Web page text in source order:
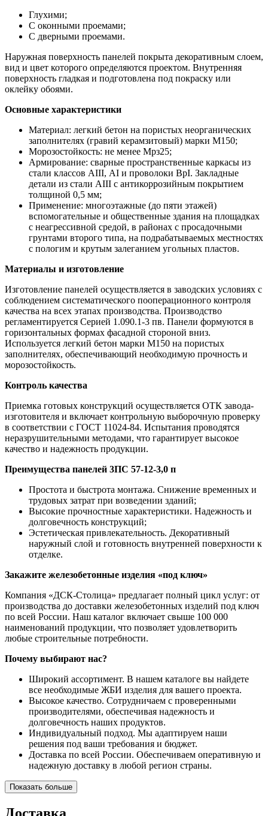
Глухими;
С оконными проемами;
С дверными проемами.
Наружная поверхность панелей покрыта декоративным слоем,
вид и цвет которого определяются проектом. Внутренняя
поверхность гладкая и подготовлена под покраску или
оклейку обоями.
Основные характеристики
Материал: легкий бетон на пористых неорганических
заполнителях (гравий керамзитовый) марки М150;
Морозостойкость: не менее Мрз25;
Армирование: сварные пространственные каркасы из
стали классов АIII, АI и проволоки ВрI. Закладные
детали из стали АIII с антикоррозийным покрытием
толщиной 0,5 мм;
Применение: многоэтажные (до пяти этажей)
вспомогательные и общественные здания на площадках
с неагрессивной средой, в районах с просадочными
грунтами второго типа, на подрабатываемых местностях
с пологим и крутым залеганием угольных пластов.
Материалы и изготовление
Изготовление панелей осуществляется в заводских условиях с
соблюдением систематического пооперационного контроля
качества на всех этапах производства. Производство
регламентируется Серией 1.090.1-3 пв. Панели формуются в
горизонтальных формах фасадной стороной вниз.
Используется легкий бетон марки М150 на пористых
заполнителях, обеспечивающий необходимую прочность и
морозостойкость.
Контроль качества
Приемка готовых конструкций осуществляется ОТК завода-
изготовителя и включает контрольную выборочную проверку
в соответствии с ГОСТ 11024-84. Испытания проводятся
неразрушительными методами, что гарантирует высокое
качество и надежность продукции.
Преимущества панелей 3ПС 57-12-3,0 п
Простота и быстрота монтажа. Снижение временных и
трудовых затрат при возведении зданий;
Высокие прочностные характеристики. Надежность и
долговечность конструкций;
Эстетическая привлекательность. Декоративный
наружный слой и готовность внутренней поверхности к
отделке.
Закажите железобетонные изделия «под ключ»
Компания «ДСК-Столица» предлагает полный цикл услуг: от
производства до доставки железобетонных изделий под ключ
по всей России. Наш каталог включает свыше 100 000
наименований продукции, что позволяет удовлетворить
любые строительные потребности.
Почему выбирают нас?
Широкий ассортимент. В нашем каталоге вы найдете
все необходимые ЖБИ изделия для вашего проекта.
Высокое качество. Сотрудничаем с проверенными
производителями, обеспечивая надежность и
долговечность наших продуктов.
Индивидуальный подход. Мы адаптируем наши
решения под ваши требования и бюджет.
Доставка по всей России. Обеспечиваем оперативную и
надежную доставку в любой регион страны.
Показать больше
Доставка